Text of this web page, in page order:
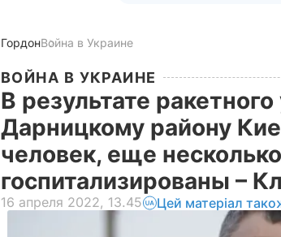
ГордонВойна в Украине
ВОЙНА В УКРАИНЕ
В результате
Дарницкому району
человек, еще
госпитализированы –
16 апреля 2022, 13.45 Цей матеріал